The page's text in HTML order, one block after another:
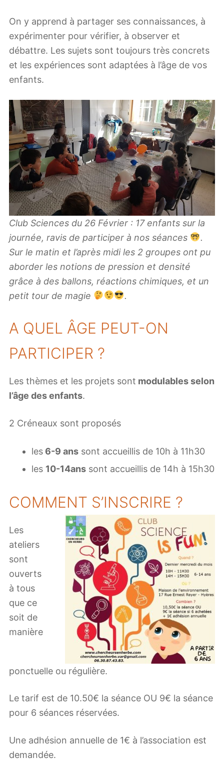
On y apprend à partager ses connaissances, à
expérimenter pour vérifier, à observer et
débattre. Les sujets sont toujours très concrets
et les expériences sont adaptées à l’âge de vos
enfants.
Club Sciences du 26 Février : 17 enfants sur la
journée, ravis de participer à nos séances
.
Sur le matin et l’après midi les 2 groupes ont pu
aborder les notions de pression et densité
grâce à des ballons, réactions chimiques, et un
petit tour de magie
.
A QUEL ÂGE PEUT-ON
PARTICIPER ?
Les thèmes et les projets sont modulables selon
l’âge des enfants.
2 Créneaux sont proposés
les 6-9 ans sont accueillis de 10h à 11h30
les 10-14ans sont accueillis de 14h à 15h30
COMMENT S’INSCRIRE ?
Les
ateliers
sont
ouverts
à tous
que ce
soit de
manière
ponctuelle ou régulière.
Le tarif est de 10.50€ la séance OU 9€ la séance
pour 6 séances réservées.
Une adhésion annuelle de 1€ à l’association est
demandée.